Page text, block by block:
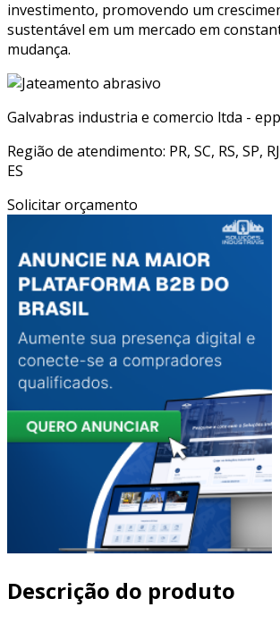
investimento, promovendo um
sustentável em um mercado em
mudança.
Galvabras industria e comercio ltda -
Região de atendimento: PR, SC, RS, SP,
ES
Solicitar orçamento
Descrição do produto